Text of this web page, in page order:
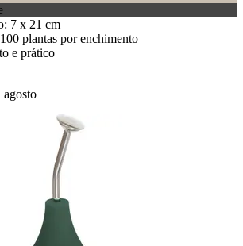
7 x 21 cm
plantas por enchimento
e prático
agosto